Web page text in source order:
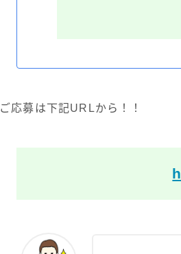
ご応募は下記URLから！！